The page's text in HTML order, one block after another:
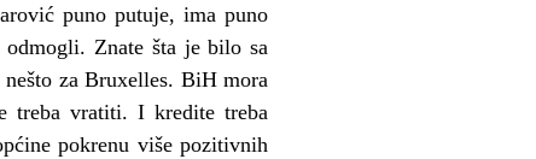
puno putuje, ima puno
Znate šta je bilo sa
za Bruxelles. BiH mora
treba vratiti. I kredite treba
pokrenu više pozitivnih